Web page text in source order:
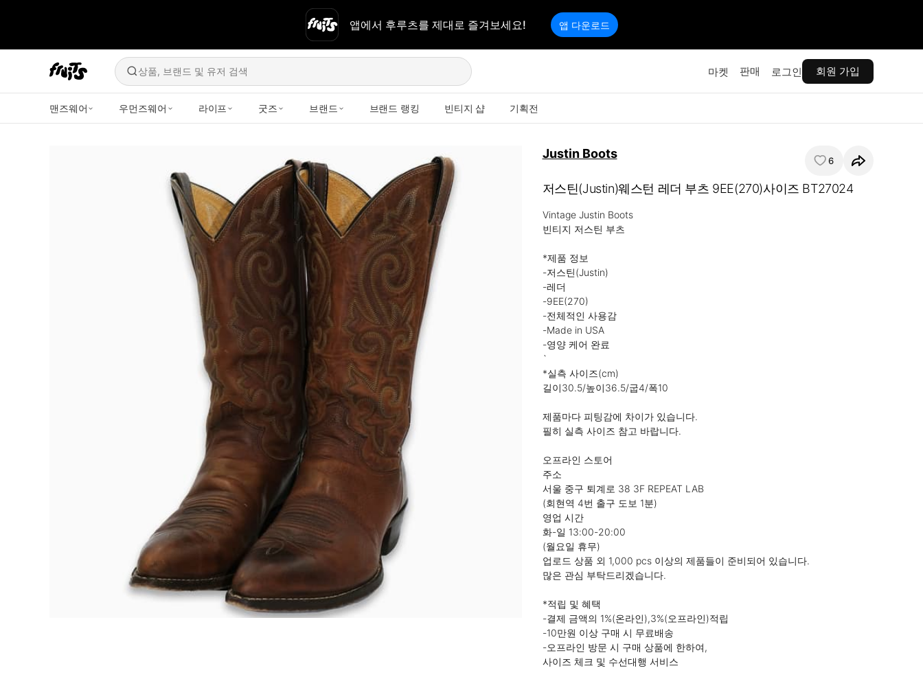
앱에서 후루츠를 제대로 즐겨보세요! 앱 다운로드
상품, 브랜드 및 유저 검색 마켓 판매 로그인 회원 가입
맨즈웨어 우먼즈웨어 라이프 굿즈 브랜드 브랜드 랭킹 빈티지 샵 기획전
Justin Boots 6
저스틴(Justin)웨스턴 레더 부츠 9EE(270)사이즈 BT27024
Vintage Justin Boots
빈티지 저스틴 부츠
*제품 정보
-저스틴(Justin)
-레더
-9EE(270)
-전체적인 사용감
-Made in USA
-영양 케어 완료
`
*실측 사이즈(cm)
길이30.5/높이36.5/굽4/폭10
제품마다 피팅감에 차이가 있습니다.
필히 실측 사이즈 참고 바랍니다.
오프라인 스토어
주소
서울 중구 퇴계로 38 3F REPEAT LAB
(회현역 4번 출구 도보 1분)
영업 시간
화-일 13:00-20:00
(월요일 휴무)
업로드 상품 외 1,000 pcs 이상의 제품들이 준비되어 있습니다.
많은 관심 부탁드리겠습니다.
*적립 및 혜택
-결제 금액의 1%(온라인),3%(오프라인)적립
-10만원 이상 구매 시 무료배송
-오프라인 방문 시 구매 상품에 한하여,
사이즈 체크 및 수선대행 서비스